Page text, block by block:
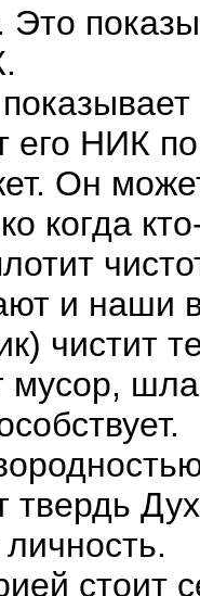
Это
его НИК
Он
когда
и наши
чистит
мусор,
твердь
стоит